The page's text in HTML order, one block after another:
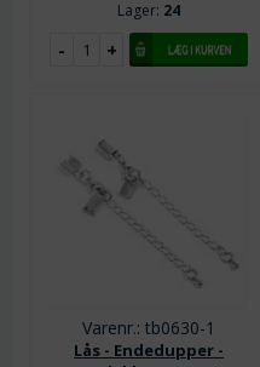
Lager: 24
Varenr.: tb0630-1
Lås - Endedupper -